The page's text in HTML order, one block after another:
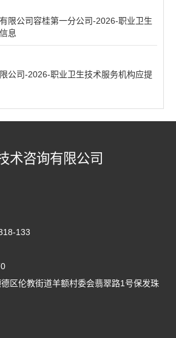
限公司容桂第一分公司-2026-职业卫生
息
公司-2026-职业卫生技术服务机构应提
术咨询有限公司
133
区伦教街道羊额村委会翡翠路1号保发珠